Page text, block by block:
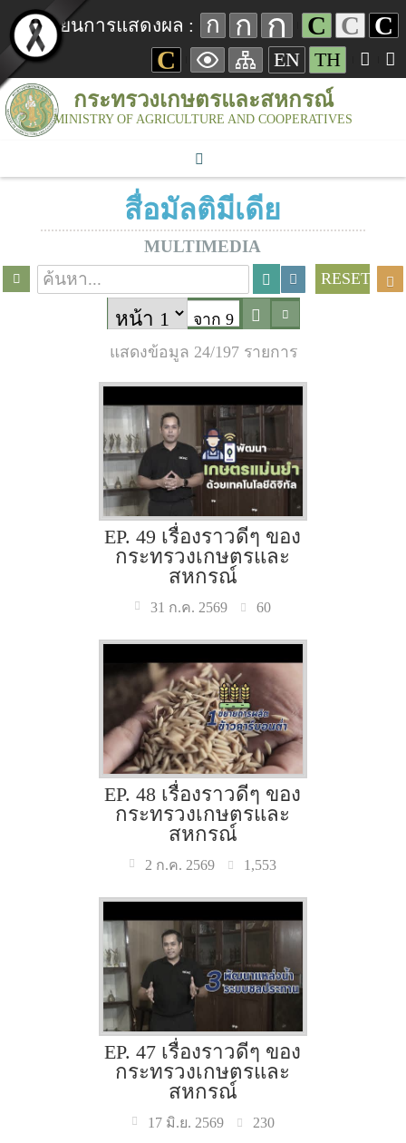
เปลี่ยนการแสดงผล : ก ก ก C C C
C
EN TH
กระทรวงเกษตรและสหกรณ์
MINISTRY OF AGRICULTURE AND COOPERATIVES
สื่อมัลติมีเดีย
MULTIMEDIA
RESET
จาก 9
แสดงข้อมูล 24/197 รายการ
EP. 49 เรื่องราวดีๆ ของ
กระทรวงเกษตรและ
สหกรณ์
31 ก.ค. 2569 60
EP. 48 เรื่องราวดีๆ ของ
กระทรวงเกษตรและ
สหกรณ์
2 ก.ค. 2569 1,553
EP. 47 เรื่องราวดีๆ ของ
กระทรวงเกษตรและ
สหกรณ์
17 มิ.ย. 2569 230